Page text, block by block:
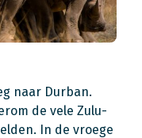
naar Durban.
de vele Zulu-
In de vroege